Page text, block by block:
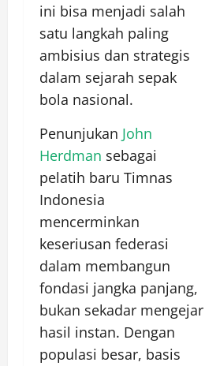
ini bisa menjadi salah
satu langkah paling
ambisius dan strategis
dalam sejarah sepak
bola nasional.
Penunjukan John
Herdman sebagai
pelatih baru Timnas
Indonesia
mencerminkan
keseriusan federasi
dalam membangun
fondasi jangka panjang,
bukan sekadar mengejar
hasil instan. Dengan
populasi besar, basis